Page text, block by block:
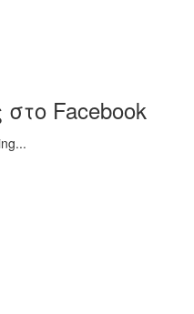
Facebook